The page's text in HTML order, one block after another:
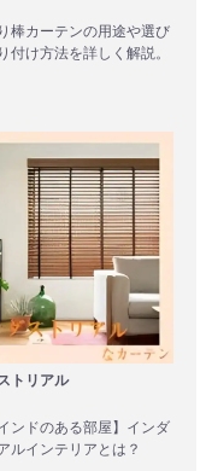
棒カーテンの用途や選び
付け方法を詳しく解説。
トリアル
ンドのある部屋】インダ
ルインテリアとは？